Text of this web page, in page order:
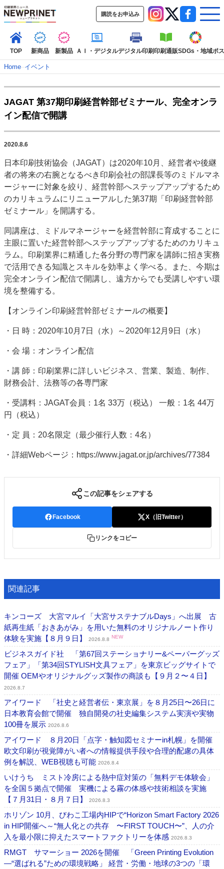
購読をお申込み
TOP 新商品 新製品 ＡＩ・デジタルデジタル印刷印刷通販SDGs・地域ポ
TOP
新着記事
インタビュー
SDGs・地域
ポストプレス ビジネス イベント 信用情報
業界
市場・統計
人事・移転・異動・訃報
特集記事カテゴリー一覧
特集・デジタル印刷 アイデアで勝負！ ～多様なビジネス・多彩な商材～
JAPAN PACK 2023 特集
中古印刷機・製本機特集
2022 検査・校正特集
特集・デジタル印刷 ～ 新成長軌道を描く
案内
会社案内
購読・購入申し込み
サイトポリシー
お問い合わせ
Home–イベント
JAGAT 第37期印刷経営幹部ゼミナール、完全オンラ
イン配信で開講
2020.8.6
日本印刷技術協会（JAGAT）は2020年10月、経営者や後継
者の将来の右腕となるべき印刷会社の部課長等のミドルマネ
ージャーに対象を絞り、経営幹部へステップアップするため
のカリキュラムにリニューアルした第37期「印刷経営幹部
ゼミナール」を開講する。
同講座は、ミドルマネージャーを経営幹部に育成することに
主眼に置いた経営幹部へステップアップするためのカリキュ
ラム。印刷業界に精通した各分野の専門家を講師に招き実務
で活用できる知識とスキルを効率よく学べる。また、今期は
完全オンライン配信で開講し、遠方からでも受講しやすい環
境を整備する。
【オンライン印刷経営幹部ゼミナールの概要】
・日 時：2020年10月7日（水）～2020年12月9日（水）
・会 場：オンライン配信
・講 師：印刷業界に詳しいビジネス、営業、製造、制作、
財務会計、法務等の各専門家
・受講料：JAGAT会員：1名 33万（税込） 一般：1名 44万
円（税込）
・定 員：20名限定（最少催行人数：4名）
・詳細Webページ：https://www.jagat.or.jp/archives/77384
この記事をシェアする
Facebook X（旧Twitter）
リンクをコピー
関連記事
キンコーズ 大宮マルイ「大宮サステナブルDays」へ出展 古
紙再生紙「おきあがみ」を用いた無料のオリジナルノート作り
体験を実施【８月９日】
2026.8.8 NEW
ビジネスガイド社 「第67回ステーショナリー&ペーパーグッズ
フェア」「第34回STYLISH文具フェア」を東京ビッグサイトで
開催 OEMやオリジナルグッズ製作の商談も【９月２〜４日】
2026.8.7
アイワード 「社史と経営者伝・東京展」を８月25日〜26日に
日本教育会館で開催 独自開発の社史編集システム実演や実物
100冊を展示 2026.8.6
アイワード ８月20日「点字・触知図セミナーin札幌」を開催
欧文印刷が視覚障がい者への情報提供手段や合理的配慮の具体
例を解説、WEB視聴も可能 2026.8.4
いけうち ミスト冷房による熱中症対策の「無料デモ体験会」
を全国５拠点で開催 実機による霧の体感や技術相談を実施
【７月31日・８月７日】
2026.8.3
ホリゾン 10月、びわこ工場内HIPで“Horizon Smart Factory 2026
in HIP開催へ～“無人化との共存 〜FIRST TOUCH〜”、人の介
入を最小限に抑えたスマートファクトリーを体感 2026.8.3
RMGT サマーショー 2026を開催 「Green Printing Evolution
―“選ばれる”ための環境戦略」 経営・労働・地球の3つの「環